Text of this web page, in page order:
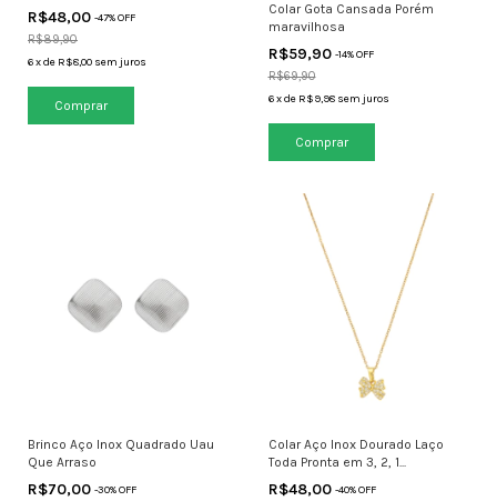
R$48,00 -47% OFF
R$89,90
6xde R$8,00 sem juros
Colar Gota Cansada Porém
maravilhosa
R$59,90 -14% OFF
R$69,90
6 xde R$9,98 sem juros
Brinco Aço Inox Quadrado Uau
Que Arraso
R$70,00 -30% OFF
Colar Aço Inox Dourado Laço
Toda Pronta em 3, 2, 1...
R$48,00 -40% OFF